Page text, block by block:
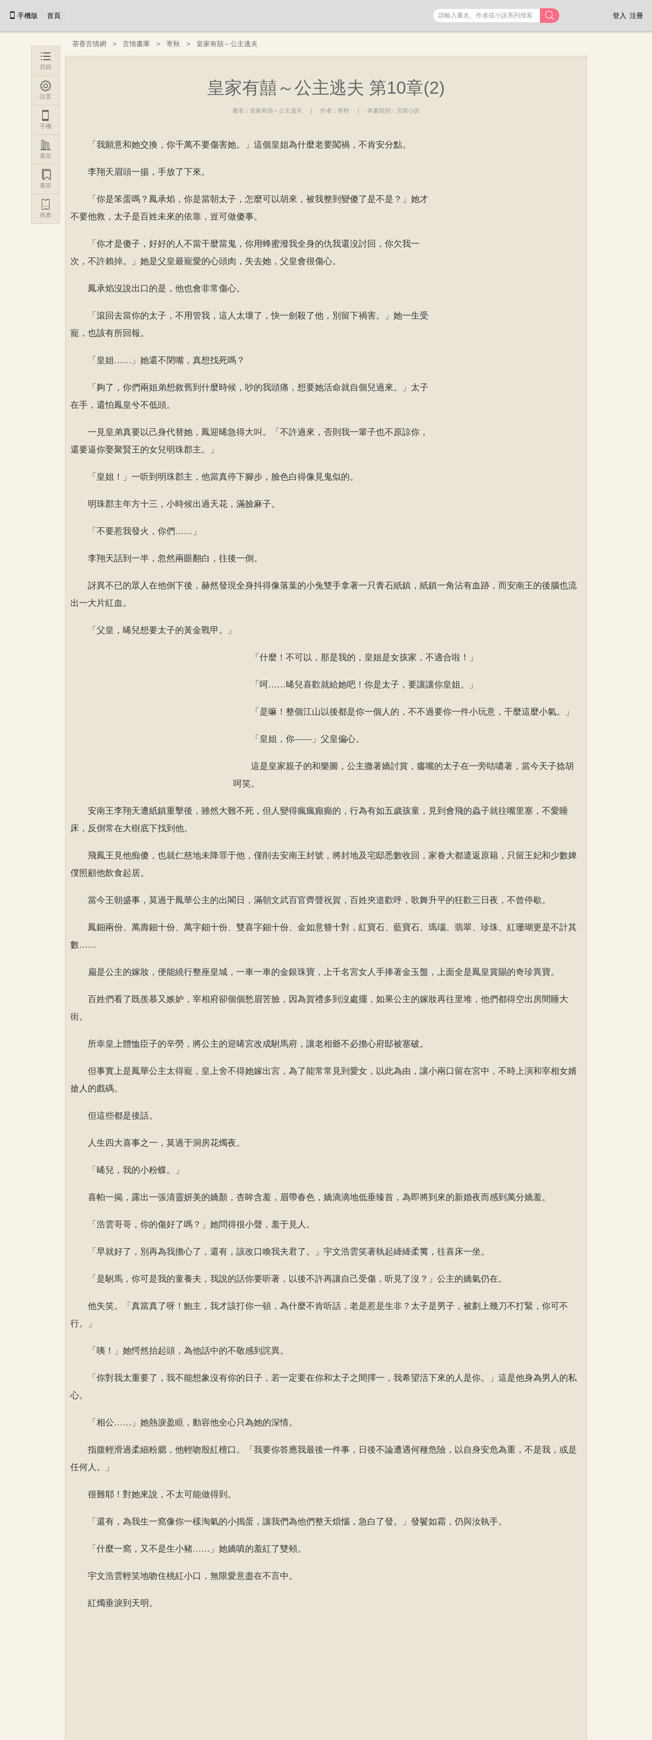
手機版 首頁 登入 注冊

茶香言情網 言情書庫 寄秋 皇家有囍～公主逃夫
皇家有囍～公主逃夫 第10章(2)
書名︰ 皇家有囍～公主逃夫 作者︰ 寄秋 本書類別︰ 言情小說
「我願意和她交換，你千萬不要傷害她。」這個皇姐為什麼老要闖禍，不肯安分點。
李翔天眉頭一揚，手放了下來。
「你是笨蛋嗎？鳳承焰，你是當朝太子，怎麼可以胡來，被我整到變傻了是不是？」她才
不要他救，太子是百姓未來的依靠，豈可做傻事。
「你才是傻子，好好的人不當干麼當鬼，你用蜂蜜潑我全身的仇我還沒討回，你欠我一
次，不許賴掉。」她是父皇最寵愛的心頭肉，失去她，父皇會很傷心。
鳳承焰沒說出口的是，他也會非常傷心。
「滾回去當你的太子，不用管我，這人太壞了，快一劍殺了他，別留下禍害。」她一生受
寵，也該有所回報。
「皇姐……」她還不閉嘴，真想找死嗎？
「夠了，你們兩姐弟想敘舊到什麼時候，吵的我頭痛，想要她活命就自個兒過來。」太子
在手，還怕鳳皇兮不低頭。
一見皇弟真要以己身代替她，鳳迎晞急得大叫。「不許過來，否則我一輩子也不原諒你，
還要逼你娶聚賢王的女兒明珠郡主。」
「皇姐！」一听到明珠郡主，他當真停下腳步，臉色白得像見鬼似的。
明珠郡主年方十三，小時候出過天花，滿臉麻子。
「不要惹我發火，你們……」
李翔天話到一半，忽然兩眼翻白，往後一倒。
訝異不已的眾人在他倒下後，赫然發現全身抖得像落葉的小兔雙手拿著一只青石紙鎮，紙鎮一角沾有血跡，而安南王的後腦也流
出一大片紅血。
「父皇，晞兒想要太子的黃金戰甲。」
「什麼！不可以，那是我的，皇姐是女孩家，不適合啦！」
「呵……晞兒喜歡就給她吧！你是太子，要讓讓你皇姐。」
「是嘛！整個江山以後都是你一個人的，不不過要你一件小玩意，干麼這麼小氣。」
「皇姐，你——」父皇偏心。
這是皇家親子的和樂圖，公主撒著嬌討賞，癟嘴的太子在一旁咕噥著，當今天子捻胡
呵笑。
安南王李翔天遭紙鎮重擊後，雖然大難不死，但人變得瘋瘋癲癲的，行為有如五歲孩童，見到會飛的蟲子就往嘴里塞，不愛睡
床，反倒常在大樹底下找到他。
飛鳳王見他痴傻，也就仁慈地未降罪于他，僅削去安南王封號，將封地及宅邸悉數收回，家眷大都遣返原籍，只留王妃和少數婢
僕照顧他飲食起居。
當今王朝盛事，莫過于鳳華公主的出閣日，滿朝文武百官齊聲祝賀，百姓夾道歡呼，歌舞升平的狂歡三日夜，不曾停歇。
鳳鈿兩份、萬壽鈿十份、萬字鈿十份、雙喜字鈿十份、金如意簪十對，紅寶石、藍寶石、瑪瑙、翡翠、珍珠、紅珊瑚更是不計其
數……
扁是公主的嫁妝，便能繞行整座皇城，一車一車的金銀珠寶，上千名宮女人手捧著金玉盤，上面全是鳳皇賞賜的奇珍異寶。
百姓們看了既羨慕又嫉妒，宰相府卻個個愁眉苦臉，因為賀禮多到沒處擺，如果公主的嫁妝再往里堆，他們都得空出房間睡大
街。
所幸皇上體恤臣子的辛勞，將公主的迎晞宮改成駙馬府，讓老相爺不必擔心府邸被塞破。
但事實上是鳳華公主太得寵，皇上舍不得她嫁出宮，為了能常常見到愛女，以此為由，讓小兩口留在宮中，不時上演和宰相女婿
搶人的戲碼。
但這些都是後話。
人生四大喜事之一，莫過于洞房花燭夜。
「晞兒，我的小粉蝶。」
喜帕一揭，露出一張清靈妍美的嬌顏，杏眸含羞，眉帶春色，嬌滴滴地低垂臻首，為即將到來的新婚夜而感到萬分嬌羞。
「浩雲哥哥，你的傷好了嗎？」她問得很小聲，羞于見人。
「早就好了，別再為我擔心了，還有，該改口喚我夫君了。」宇文浩雲笑著執起縴縴柔荑，往喜床一坐。
「是駙馬，你可是我的童養夫，我說的話你要听著，以後不許再讓自己受傷，听見了沒？」公主的嬌氣仍在。
他失笑。「真當真了呀！鮑主，我才該打你一頓，為什麼不肯听話，老是惹是生非？太子是男子，被劃上幾刀不打緊，你可不
行。」
「咦！」她愕然抬起頭，為他話中的不敬感到詫異。
「你對我太重要了，我不能想象沒有你的日子，若一定要在你和太子之間擇一，我希望活下來的人是你。」這是他身為男人的私
心。
「相公……」她熱淚盈眶，動容他全心只為她的深情。
指腹輕滑過柔細粉腮，他輕吻殷紅檀口。「我要你答應我最後一件事，日後不論遭遇何種危險，以自身安危為重，不是我，或是
任何人。」
很難耶！對她來說，不太可能做得到。
「還有，為我生一窩像你一樣淘氣的小搗蛋，讓我們為他們整天煩惱，急白了發。」發鬢如霜，仍與汝執手。
「什麼一窩，又不是生小豬……」她嬌嗔的羞紅了雙頰。
宇文浩雲輕笑地吻住桃紅小口，無限愛意盡在不言中。
紅燭垂淚到天明。

目錄

設置
手機

書架

書簽

推薦